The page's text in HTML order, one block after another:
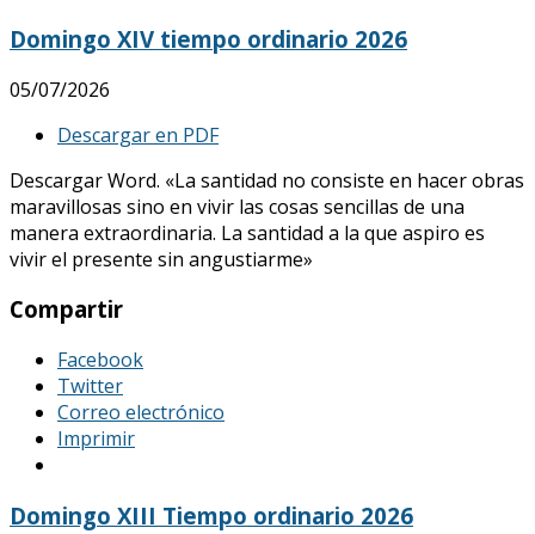
Domingo XIV tiempo ordinario 2026
05/07/2026
Descargar en PDF
Descargar Word. «La santidad no consiste en hacer obras
maravillosas sino en vivir las cosas sencillas de una
manera extraordinaria. La santidad a la que aspiro es
vivir el presente sin angustiarme»
Compartir
Facebook
Twitter
Correo electrónico
Imprimir
Domingo XIII Tiempo ordinario 2026